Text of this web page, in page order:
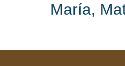
María,